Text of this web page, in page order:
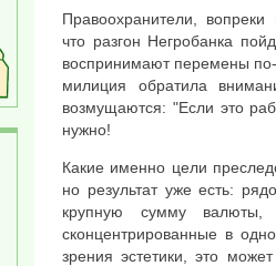
Правоохранители,
что разгон Негробанка
воспринимают перемены
милиция обратила
возмущаются: "Если это
нужно!
Какие именно цели
но результат уже есть:
крупную сумму
сконцентрированные в
зрения эстетики, это